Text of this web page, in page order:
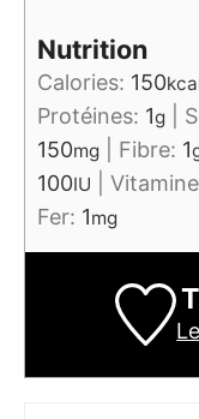
Nutrition
Calories: 150
Protéines: 1g
150mg Fibre: 1
100IU
Fer: 1mg